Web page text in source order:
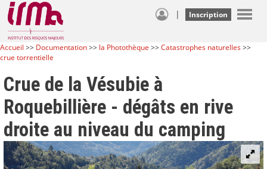
| Inscription
Accueil >> Documentation>> la Photothèque >>Catastrophes naturelles>>
crue torrentielle
Crue de la Vésubie à
Roquebillière - dégâts en rive
droite au niveau du camping